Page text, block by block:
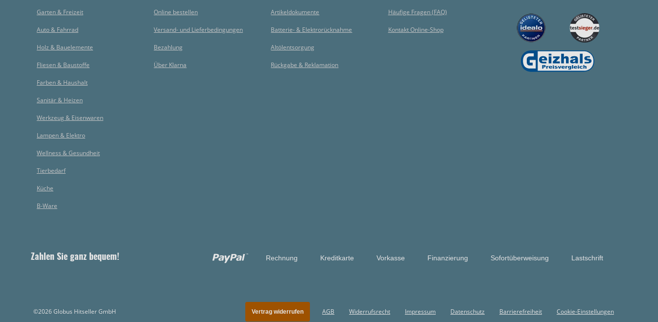
Garten & Freizeit
Auto & Fahrrad
Holz & Bauelemente
Fliesen & Baustoffe
Farben & Haushalt
Sanitär & Heizen
Werkzeug & Eisenwaren
Lampen & Elektro
Wellness & Gesundheit
Tierbedarf
Küche
B-Ware
Online bestellen
Versand- und Lieferbedingungen
Bezahlung
Über Klarna
Artikeldokumente
Batterie- & Elektrorücknahme
Altölentsorgung
Rückgabe & Reklamation
Häufige Fragen (FAQ)
Kontakt Online-Shop
Zahlen Sie ganz bequem! Rechnung Kreditkarte Vorkasse Finanzierung Sofortüberweisung Lastschrift
©2026 Globus Hitseller GmbH Vertrag widerrufen AGB Widerrufsrecht Impressum Datenschutz Barrierefreiheit Cookie-Einstellungen